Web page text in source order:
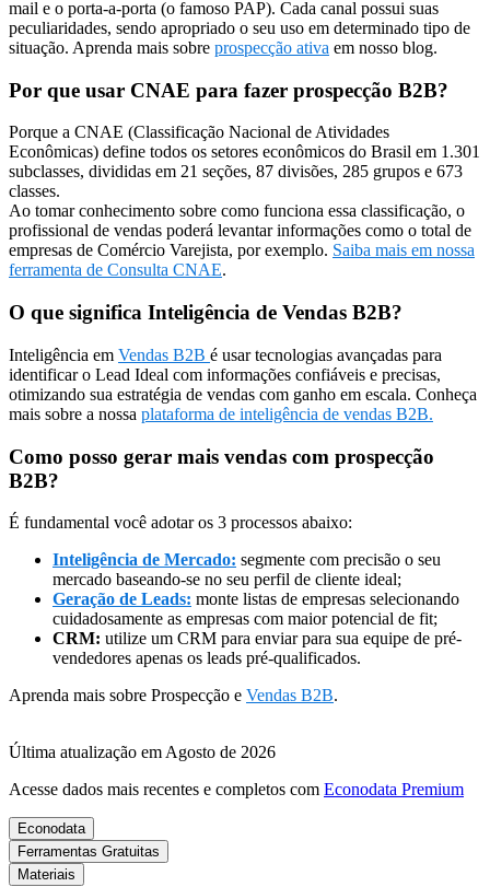
mail e o porta-a-porta (o famoso PAP). Cada canal possui suas
peculiaridades, sendo apropriado o seu uso em determinado tipo de
situação. Aprenda mais sobre prospecção ativa em nosso blog.
Por que usar CNAE para fazer prospecção B2B?
Porque a CNAE (Classificação Nacional de Atividades
Econômicas) define todos os setores econômicos do Brasil em 1.301
subclasses, divididas em 21 seções, 87 divisões, 285 grupos e 673
classes.
Ao tomar conhecimento sobre como funciona essa classificação, o
profissional de vendas poderá levantar informações como o total de
empresas de Comércio Varejista, por exemplo. Saiba mais em nossa
ferramenta de Consulta CNAE.
O que significa Inteligência de Vendas B2B?
Inteligência em Vendas B2B é usar tecnologias avançadas para
identificar o Lead Ideal com informações confiáveis e precisas,
otimizando sua estratégia de vendas com ganho em escala. Conheça
mais sobre a nossa plataforma de inteligência de vendas B2B.
Como posso gerar mais vendas com prospecção
B2B?
É fundamental você adotar os 3 processos abaixo:
Inteligência de Mercado: segmente com precisão o seu
mercado baseando-se no seu perfil de cliente ideal;
Geração de Leads: monte listas de empresas selecionando
cuidadosamente as empresas com maior potencial de fit;
CRM: utilize um CRM para enviar para sua equipe de pré-
vendedores apenas os leads pré-qualificados.
Aprenda mais sobre Prospecção e Vendas B2B.
Última atualização em Agosto de 2026
Acesse dados mais recentes e completos com Econodata Premium
Econodata
Ferramentas Gratuitas
Materiais